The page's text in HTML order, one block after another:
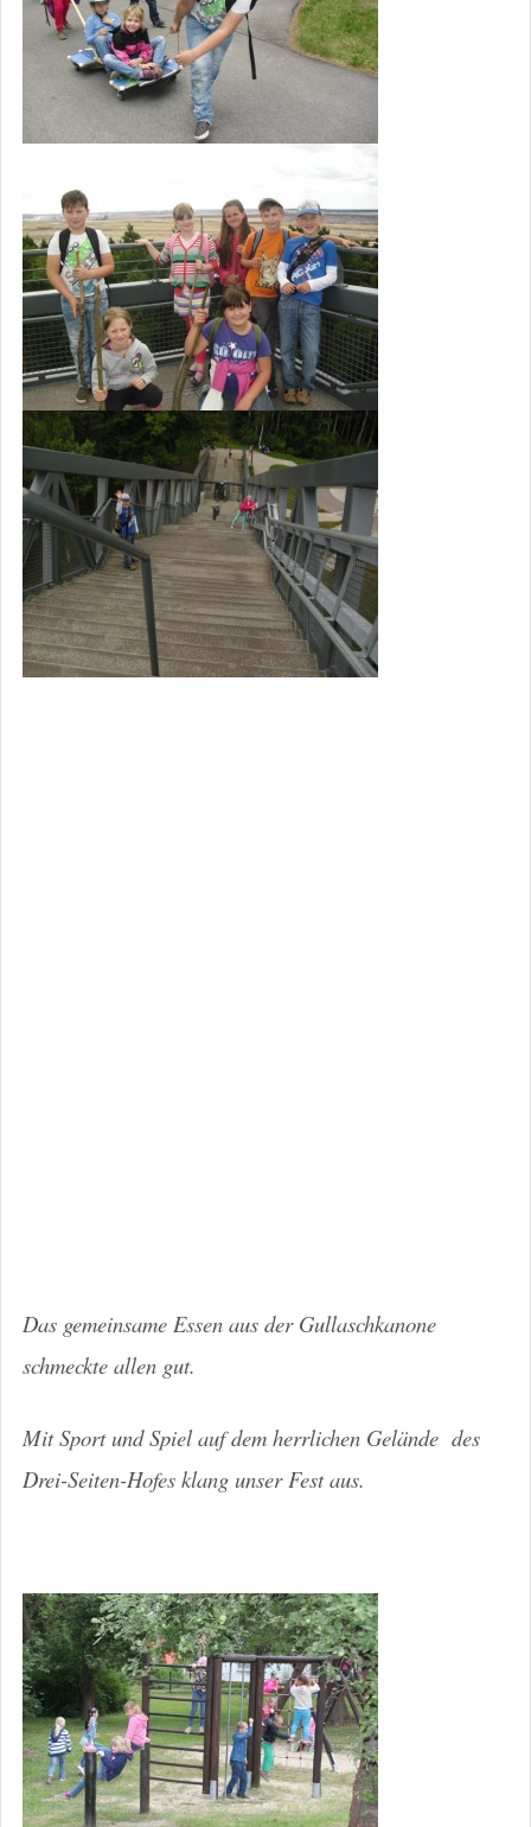
Das gemeinsame Essen aus der Gullaschkanone
schmeckte allen gut.
Mit Sport und Spiel auf dem herrlichen Gelände des
Drei-Seiten-Hofes klang unser Fest aus.